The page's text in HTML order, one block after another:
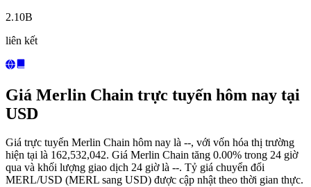
2.10B
liên kết
Giá Merlin Chain trực tuyến hôm nay tại
USD
Giá trực tuyến Merlin Chain hôm nay là --, với vốn hóa thị trường
hiện tại là 162,532,042. Giá Merlin Chain tăng 0.00% trong 24 giờ
qua và khối lượng giao dịch 24 giờ là --. Tỷ giá chuyển đổi
MERL/USD (MERL sang USD) được cập nhật theo thời gian thực.